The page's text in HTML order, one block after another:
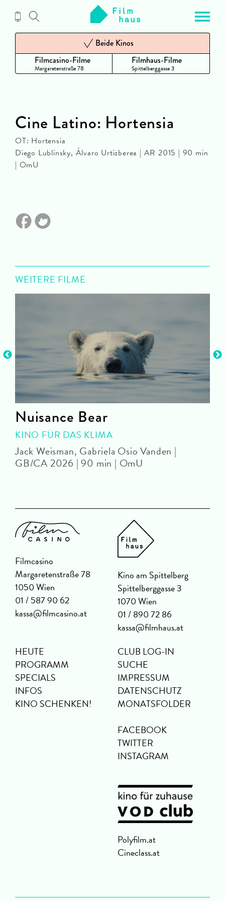
Inhalt
Filmcasino-Filme
Margaretenstraße 78
Beide Kinos
Filmhaus-Filme
Spittelberggasse 3
Cine Latino: Hortensia
OT: Hortensia
Diego Lublinsky, Álvaro Urtizberea | AR 2015 | 90 min
| OmU
WEITERE FILME
Nuisance Bear
KINO FÜR DAS KLIMA
Jack Weisman, Gabriela Osio Vanden |
GB/CA 2026 | 90 min | OmU
Filmcasino
Margaretenstraße 78
1050 Wien
01 / 587 90 62
kassa@filmcasino.at
Kino am Spittelberg
Spittelberggasse 3
1070 Wien
01 / 890 72 86
kassa@filmhaus.at
HEUTE
PROGRAMM
SPECIALS
INFOS
KINO SCHENKEN!
CLUB LOG-IN
SUCHE
IMPRESSUM
DATENSCHUTZ
MONATSFOLDER
FACEBOOK
TWITTER
INSTAGRAM
Polyfilm.at
Cineclass.at